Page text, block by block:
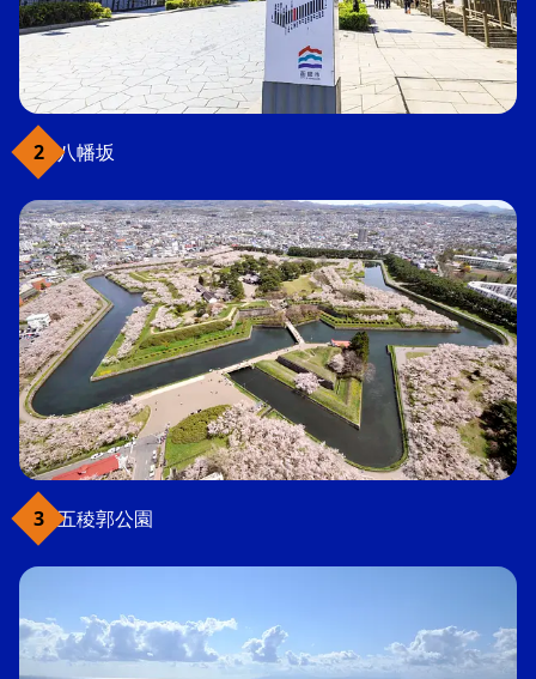
八幡坂
五稜郭公園